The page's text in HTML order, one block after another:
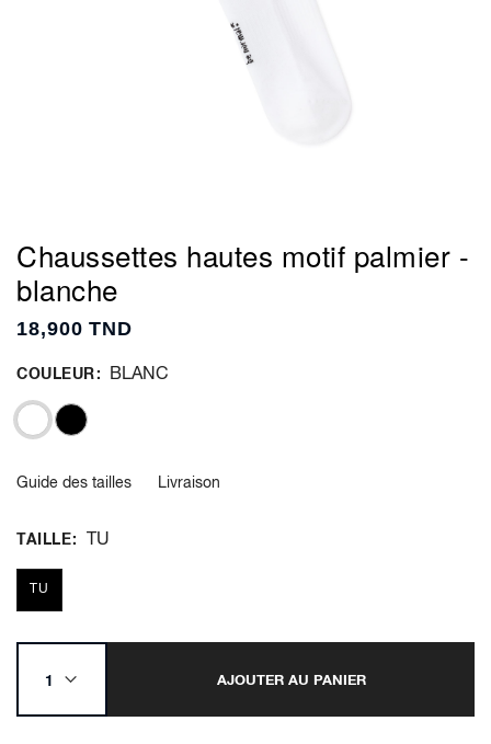
Chaussettes hautes motif palmier -
blanche
18,900 TND
COULEUR BLANC
Guide des tailles Livraison
TAILLE TU
TU
AJOUTER AU PANIER